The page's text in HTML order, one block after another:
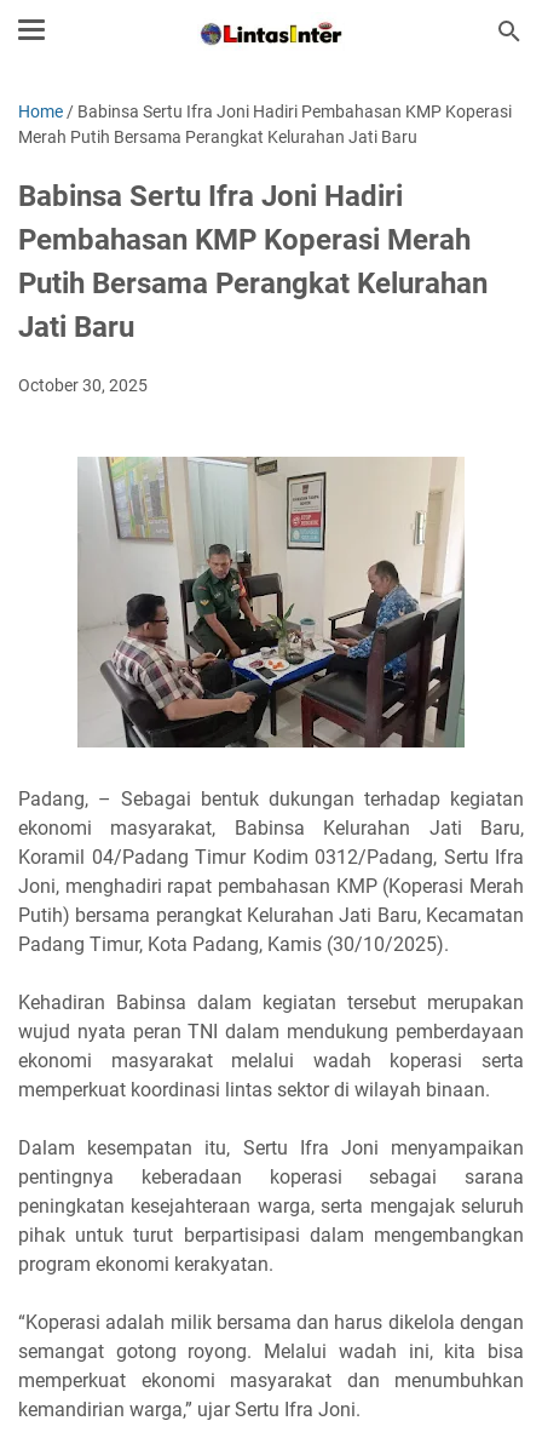
Home / Babinsa Sertu Ifra Joni Hadiri Pembahasan KMP Koperasi
Merah Putih Bersama Perangkat Kelurahan Jati Baru
Babinsa Sertu Ifra Joni Hadiri
Pembahasan KMP Koperasi Merah
Putih Bersama Perangkat Kelurahan
Jati Baru
October 30, 2025
Padang, – Sebagai bentuk dukungan terhadap kegiatan
ekonomi masyarakat, Babinsa Kelurahan Jati Baru,
Koramil 04/Padang Timur Kodim 0312/Padang, Sertu Ifra
Joni, menghadiri rapat pembahasan KMP (Koperasi Merah
Putih) bersama perangkat Kelurahan Jati Baru, Kecamatan
Padang Timur, Kota Padang, Kamis (30/10/2025).
Kehadiran Babinsa dalam kegiatan tersebut merupakan
wujud nyata peran TNI dalam mendukung pemberdayaan
ekonomi masyarakat melalui wadah koperasi serta
memperkuat koordinasi lintas sektor di wilayah binaan.
Dalam kesempatan itu, Sertu Ifra Joni menyampaikan
pentingnya keberadaan koperasi sebagai sarana
peningkatan kesejahteraan warga, serta mengajak seluruh
pihak untuk turut berpartisipasi dalam mengembangkan
program ekonomi kerakyatan.
“Koperasi adalah milik bersama dan harus dikelola dengan
semangat gotong royong. Melalui wadah ini, kita bisa
memperkuat ekonomi masyarakat dan menumbuhkan
kemandirian warga,” ujar Sertu Ifra Joni.